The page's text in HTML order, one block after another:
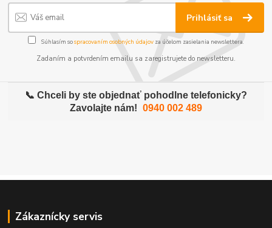
Prihlásiť sa
Súhlasím sospracovaním osobných údajov za účelom zasielania newslettera.
Zadaním a potvrdením emailu sa zaregistrujete do newsletteru.
📞 Chceli by ste objednať pohodlne telefonicky?
Zavolajte nám! 0940 002 489
Zákaznícky servis